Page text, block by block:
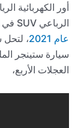
أور الكهربائية
الرباعي SUV في العالم، وظهرت
عام 2021
سيارة ستينجر
العجلات الأربع،